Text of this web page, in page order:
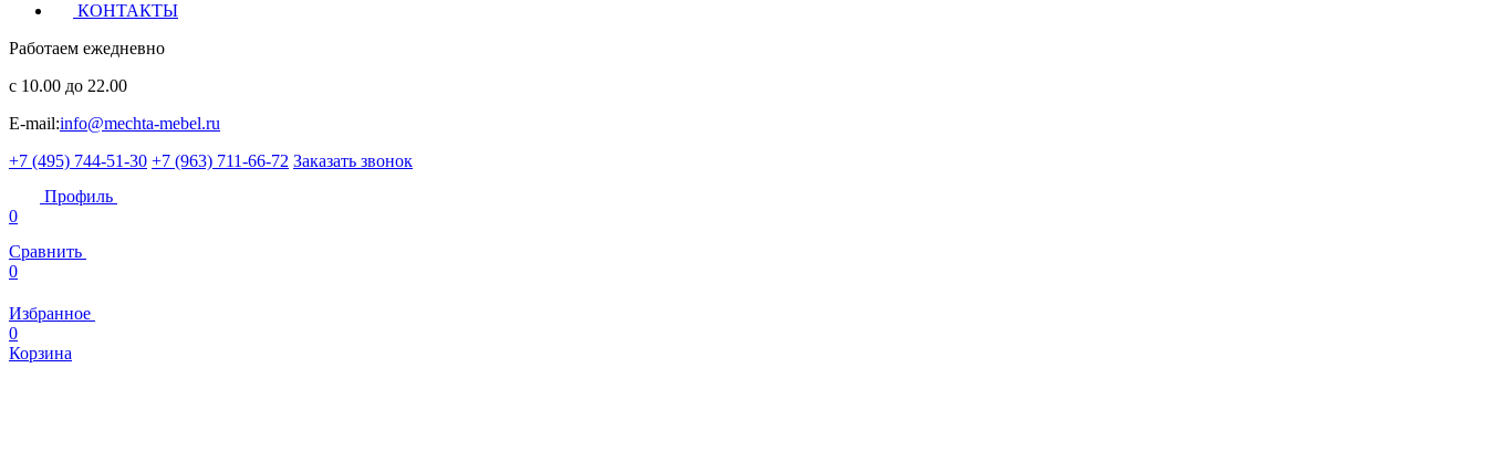
КОНТАКТЫ
Работаем ежедневно
с 10.00 до 22.00
E-mail:info@mechta-mebel.ru
+7 (495) 744-51-30 +7 (963) 711-66-72 Заказать звонок
Профиль
0
Сравнить
0
Избранное
0
Корзина